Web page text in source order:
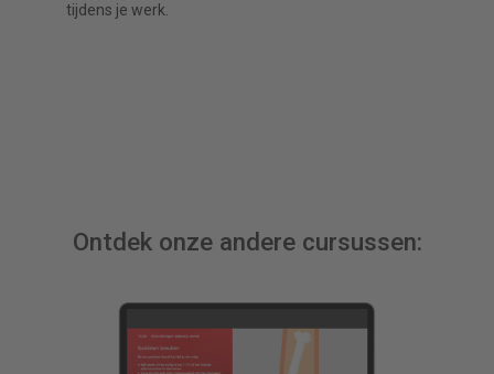
tijdens je werk.
Ontdek onze andere cursussen: